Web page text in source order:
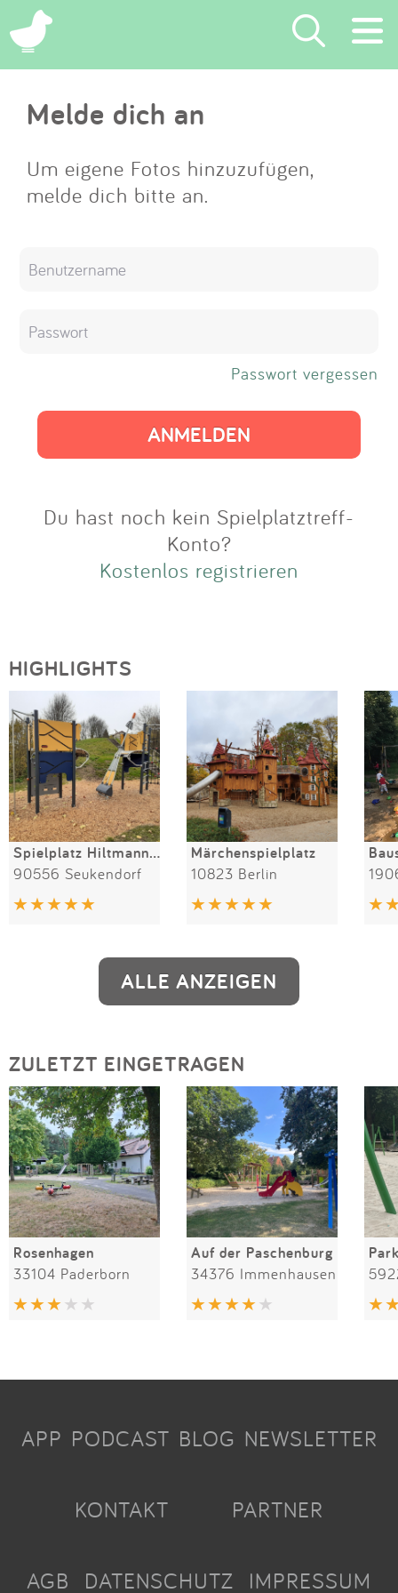
×
Suchen
Eintragen
App
Melde dich an
Um eigene Fotos hinzuzufügen,
melde dich bitte an.
Passwort vergessen
Du hast noch kein Spielplatztreff-
Konto?
Kostenlos registrieren
HIGHLIGHTS
Spielplatz Hiltmannsdorf
90556 Seukendorf
Märchenspielplatz
10823 Berlin
ALLE ANZEIGEN
ZULETZT EINGETRAGEN
Rosenhagen
33104 Paderborn
Auf der Paschenburg
34376 Immenhausen
APP PODCAST BLOG NEWSLETTER
KONTAKT PARTNER
AGB DATENSCHUTZ IMPRESSUM